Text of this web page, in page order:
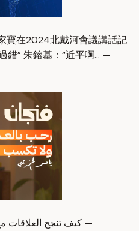
寶在2024北戴河會議講話記
錯” 朱鎔基：“近平啊… —
كيف تنجح العلاقات